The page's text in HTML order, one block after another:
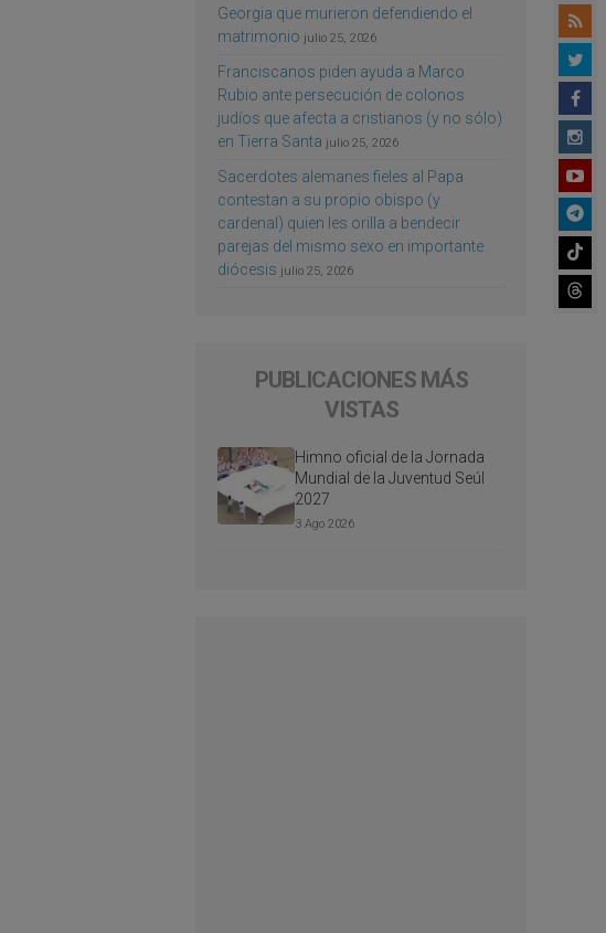
Georgia que murieron defendiendo el
matrimonio julio 25, 2026
Franciscanos piden ayuda a Marco
Rubio ante persecución de colonos
judíos que afecta a cristianos (y no sólo)
en Tierra Santa julio 25, 2026
Sacerdotes alemanes fieles al Papa
contestan a su propio obispo (y
cardenal) quien les orilla a bendecir
parejas del mismo sexo en importante
diócesis julio 25, 2026
PUBLICACIONES MÁS
VISTAS
Himno oficial de la Jornada
Mundial de la Juventud Seúl
2027
3 Ago 2026